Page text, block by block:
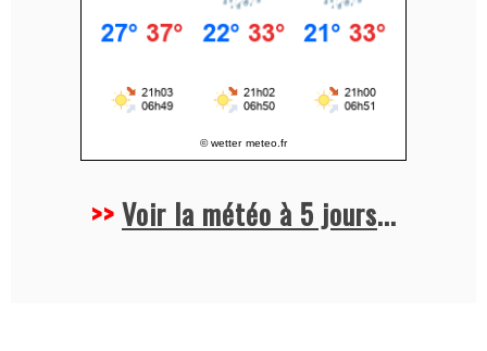
© wetter meteo.fr
>>Voir la météo à 5 jours...